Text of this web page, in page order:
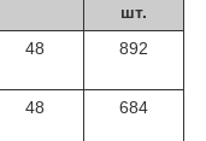
шт.
48 892
48 684